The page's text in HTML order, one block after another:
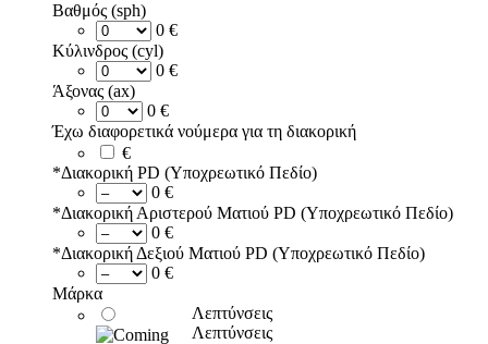
Βαθμός (sph)
0 €
Κύλινδρος (cyl)
0 €
Άξονας (ax)
0 €
Έχω διαφορετικά νούμερα για τη διακορική
€
*Διακορική PD (Υποχρεωτικό Πεδίο)
0 €
*Διακορική Αριστερού Ματιού PD (Υποχρεωτικό Πεδίο)
0 €
*Διακορική Δεξιού Ματιού PD (Υποχρεωτικό Πεδίο)
0 €
Μάρκα
Λεπτύνσεις
Λεπτύνσεις